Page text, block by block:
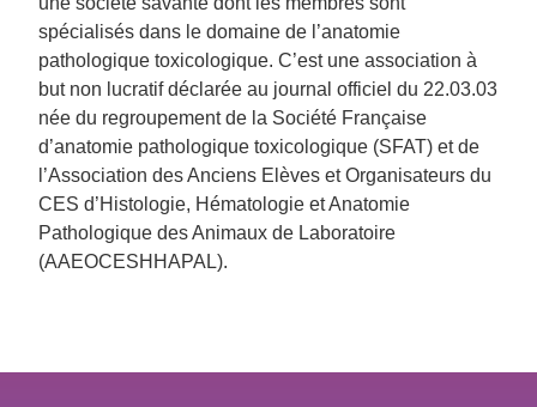
spécialisés dans le domaine de l’anatomie
pathologique toxicologique. C’est une association à
but non lucratif déclarée au journal officiel du 22.03.03
née du regroupement de la Société Française
d’anatomie pathologique toxicologique (SFAT) et de
l’Association des Anciens Elèves et Organisateurs du
CES d’Histologie, Hématologie et Anatomie
Pathologique des Animaux de Laboratoire
(AAEOCESHHAPAL).